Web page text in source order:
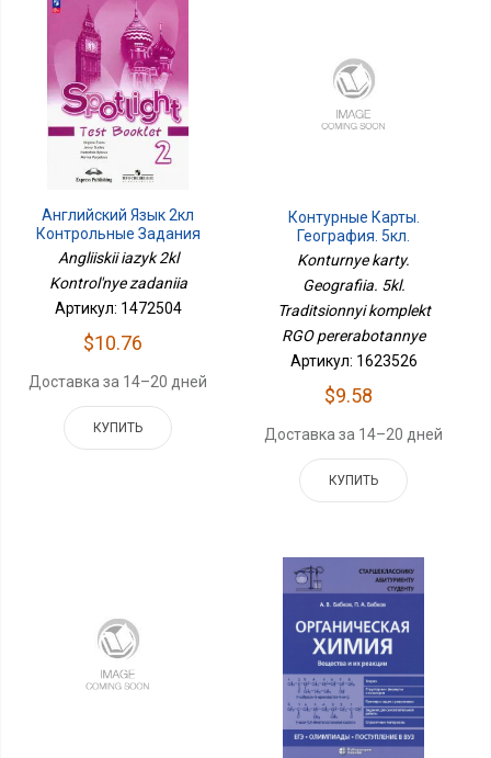
Английский Язык 2кл
Контрольные Задания
Angliiskii iazyk 2kl
Kontrol'nye zadaniia
Артикул: 1472504
$10.76
Доставка за 14–20 дней
КУПИТЬ
Контурные Карты.
География. 5кл.
Традиционный
Комплект РГО
Переработанные
Konturnye karty.
Geografiia. 5kl.
Traditsionnyi komplekt
RGO pererabotannye
Артикул: 1623526
$9.58
Доставка за 14–20 дней
КУПИТЬ